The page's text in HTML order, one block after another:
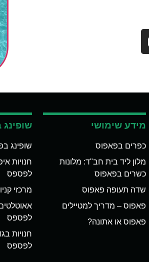
מידע שימושי
כפרים בפאפוס
מלון ליד בית חב"ד: מלונות
כשרים בפאפוס
שדה תעופה פאפוס
פאפוס – מדריך למטיילים
פאפוס או אתונה?
שופינג
חנויות
לפספס
מרכזי
לפספס
חנויות
לפספס